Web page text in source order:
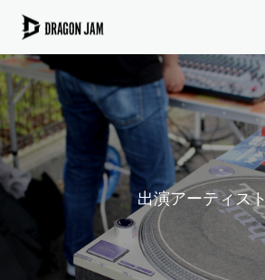
出演アーティスト